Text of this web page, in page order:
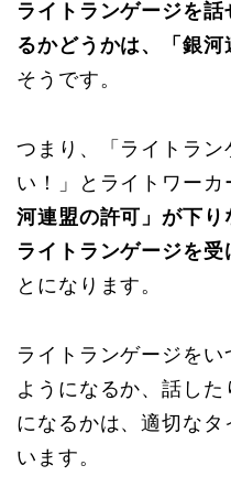
ライトランゲージを
るかどうかは、「銀
そうです。
つまり、「ライトラン
い！」とライトワーカ
河連盟の許可」が下
ライトランゲージを
とになります。
ライトランゲージを
ようになるか、話し
になるかは、適切な
います。